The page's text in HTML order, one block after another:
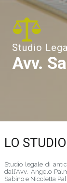
Studio
Avv.
LO STUDIO
Studio legale di
dall’Avv. Angelo
Sabino e Nicoletta